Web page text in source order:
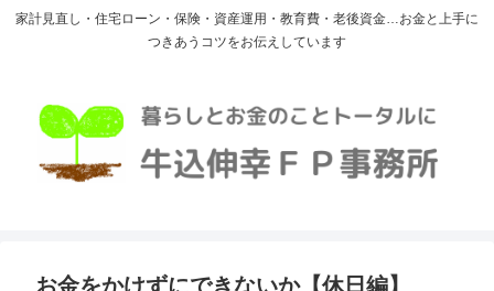
家計見直し・住宅ローン・保険・資産運用・教育費・老後資金…お金と上手に
つきあうコツをお伝えしています
お金をかけずにできないか【休日編】